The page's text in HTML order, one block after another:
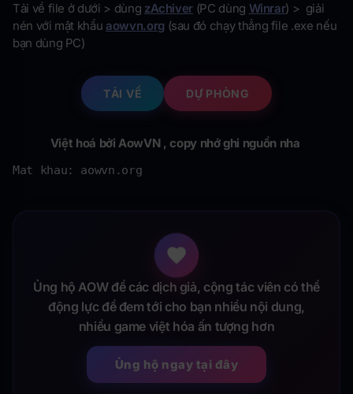
Tải về file ở dưới > dùng zAchiver (PC dùng Winrar) > giải
nén với mật khẩuaowvn.org (sau đó chạy thẳng file .exe nếu
bạn dùng PC)
TẢI VỀ DỰ PHÒNG
Việt hoá bởi AowVN , copy nhớ ghi nguồn nha
Mat khau: aowvn.org
Ủng hộ AOW để các dịch giả, cộng tác viên có thể
động lực để đem tới cho bạn nhiều nội dung,
nhiều game việt hóa ấn tượng hơn
Ủng hộ ngay tại đây